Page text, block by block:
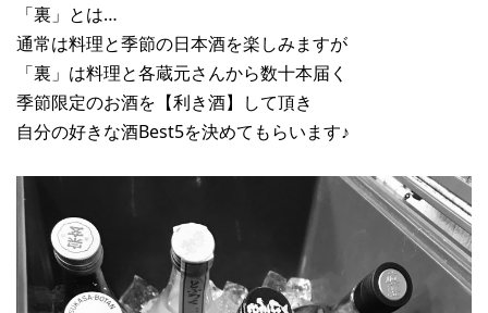
「裏」とは…
通常は料理と季節の日本酒を楽しみますが
「裏」は料理と各蔵元さんから数十本届く
季節限定のお酒を【利き酒】して頂き
自分の好きな酒Best5を決めてもらいます♪